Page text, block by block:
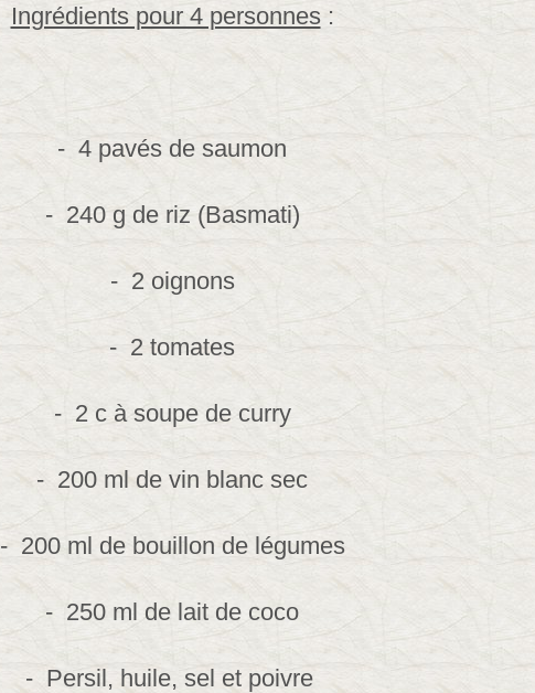
Ingrédients pour 4 personnes:
- 4 pavés de saumon
- 240 g de riz (Basmati)
- 2 oignons
- 2 tomates
- 2 c à soupe de curry
- 200 ml de vin blanc sec
- 200 ml de bouillon de légumes
- 250 ml de lait de coco
- Persil, huile, sel et poivre